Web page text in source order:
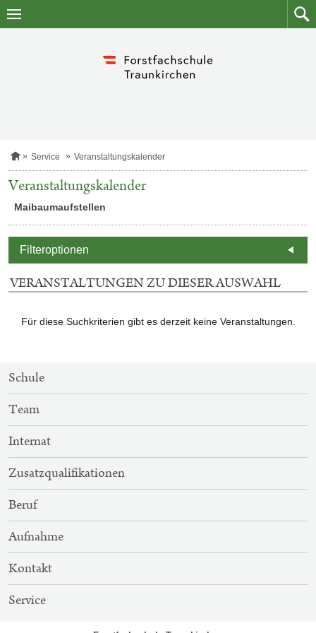
Zum
Zum
S
a
e
i
Service Veranstaltungskalender
Veranstaltungskalender
Maibaumaufstellen
Filteroptionen
VERANSTALTUNGEN ZU DIESER AUSWAHL
Für diese Suchkriterien gibt es derzeit keine Veranstaltungen.
SITEMAP-
NAVIGATION
Schule
Team
Internat
Zusatzqualifikationen
Beruf
Aufnahme
Kontakt
Service